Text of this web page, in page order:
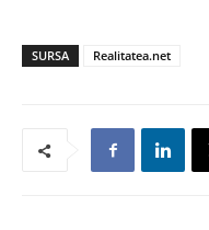
SURSA Realitatea.net